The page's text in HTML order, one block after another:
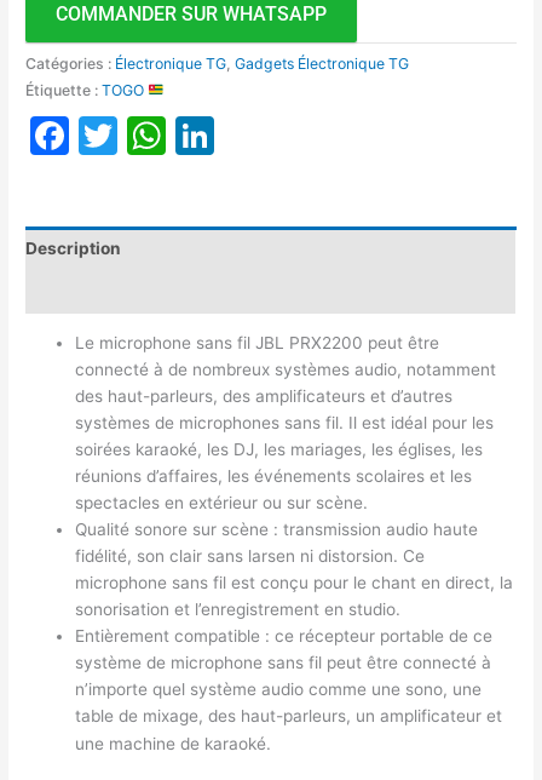
COMMANDER SUR WHATSAPP
Catégories : Électronique TG ,Gadgets Électronique TG
Étiquette :TOGO
Facebook
TwitterWhatsApp
Description
Le microphone sans fil JBL PRX2200 peut être
connecté à de nombreux systèmes audio, notamment
des haut-parleurs, des amplificateurs et d’autres
systèmes de microphones sans fil. Il est idéal pour les
soirées karaoké, les DJ, les mariages, les églises, les
réunions d’affaires, les événements scolaires et les
spectacles en extérieur ou sur scène.
Qualité sonore sur scène : transmission audio haute
fidélité, son clair sans larsen ni distorsion. Ce
microphone sans fil est conçu pour le chant en direct, la
sonorisation et l’enregistrement en studio.
Entièrement compatible : ce récepteur portable de ce
système de microphone sans fil peut être connecté à
n’importe quel système audio comme une sono, une
table de mixage, des haut-parleurs, un amplificateur et
une machine de karaoké.